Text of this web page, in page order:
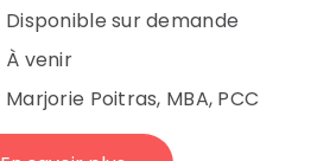
Disponible sur demande
À venir
Marjorie Poitras, MBA, PCC